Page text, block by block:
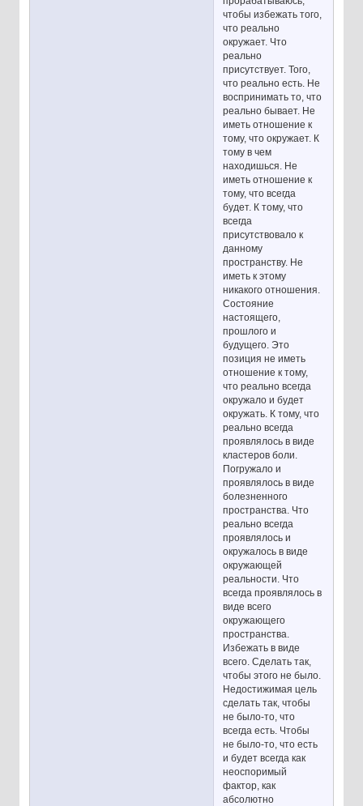
чтобы избежать того,
что реально
окружает. Что
реально
присутствует. Того,
что реально есть. Не
воспринимать то, что
реально бывает. Не
иметь отношение к
тому, что окружает. К
тому в чем
находишься. Не
иметь отношение к
тому, что всегда
будет. К тому, что
всегда
присутствовало к
данному
пространству. Не
иметь к этому
никакого отношения.
Состояние
настоящего,
прошлого и
будущего. Это
позиция не иметь
отношение к тому,
что реально всегда
окружало и будет
окружать. К тому, что
реально всегда
проявлялось в виде
кластеров боли.
Погружало и
проявлялось в виде
болезненного
пространства. Что
реально всегда
проявлялось и
окружалось в виде
окружающей
реальности. Что
всегда проявлялось в
виде всего
окружающего
пространства.
Избежать в виде
всего. Сделать так,
чтобы этого не было.
Недостижимая цель
сделать так, чтобы
не было-то, что
всегда есть. Чтобы
не было-то, что есть
и будет всегда как
неоспоримый
фактор, как
абсолютно